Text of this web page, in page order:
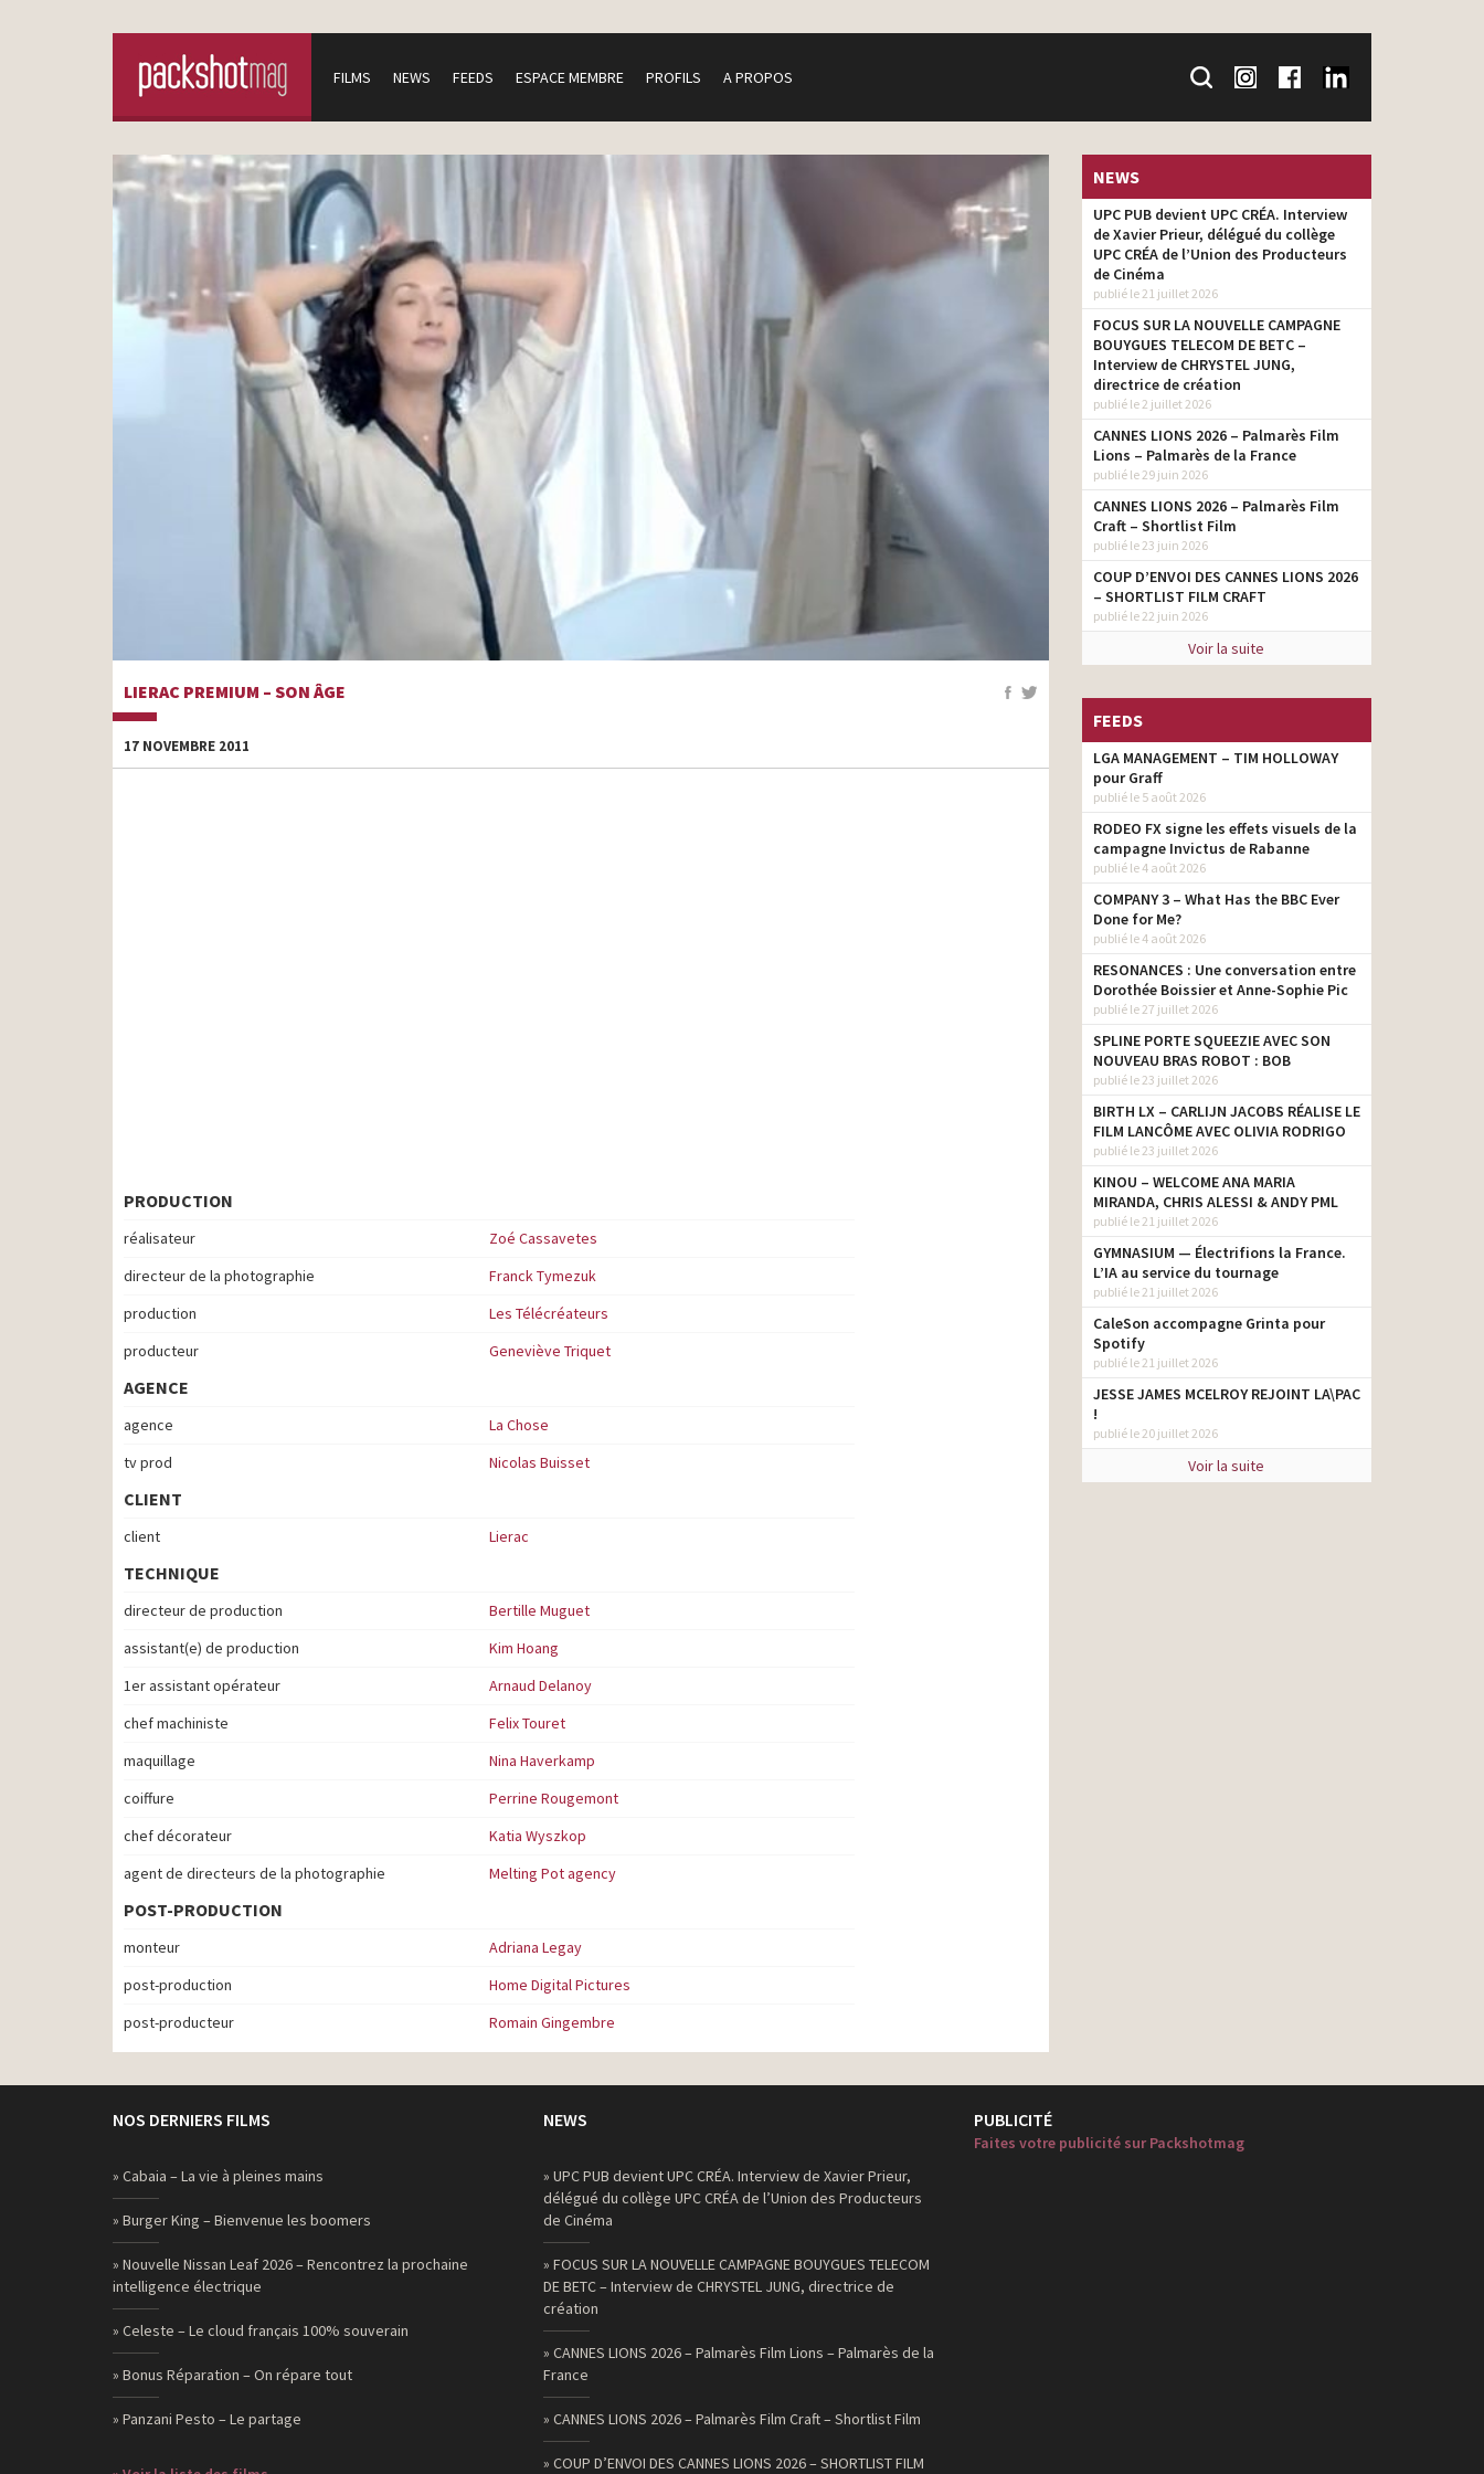
FILMS NEWS FEEDS ESPACE MEMBRE PROFILS A PROPOS
LIERAC PREMIUM – SON ÂGE
17 NOVEMBRE 2011
PRODUCTION
réalisateur
Zoé Cassavetes
directeur de la photographie
Franck Tymezuk
production
Les Télécréateurs
producteur
Geneviève Triquet
AGENCE
agence
La Chose
tv prod
Nicolas Buisset
CLIENT
client Lierac
TECHNIQUE
directeur de production
Bertille Muguet
assistant(e) de production
Kim Hoang
1er assistant opérateur
Arnaud Delanoy
chef machiniste
Felix Touret
maquillage
Nina Haverkamp
coiffure
Perrine Rougemont
chef décorateur
Katia Wyszkop
agent de directeurs de la photographie
Melting Pot agency
POST-PRODUCTION
monteur
Adriana Legay
post-production
Home Digital Pictures
post-producteur
Romain Gingembre
NEWS
UPC PUB devient UPC CRÉA. Interview
de Xavier Prieur, délégué du collège
UPC CRÉA de l’Union des Producteurs
de Cinéma
publié le 21 juillet 2026
FOCUS SUR LA NOUVELLE CAMPAGNE
BOUYGUES TELECOM DE BETC –
Interview de CHRYSTEL JUNG,
directrice de création
publié le 2 juillet 2026
CANNES LIONS 2026 – Palmarès Film
Lions – Palmarès de la France
publié le 29 juin 2026
CANNES LIONS 2026 – Palmarès Film
Craft – Shortlist Film
publié le 23 juin 2026
COUP D’ENVOI DES CANNES LIONS 2026
– SHORTLIST FILM CRAFT
publié le 22 juin 2026
Voir la suite
FEEDS
LGA MANAGEMENT – TIM HOLLOWAY
pour Graff
publié le 5 août 2026
RODEO FX signe les effets visuels de la
campagne Invictus de Rabanne
publié le 4 août 2026
COMPANY 3 – What Has the BBC Ever
Done for Me?
publié le 4 août 2026
RESONANCES : Une conversation entre
Dorothée Boissier et Anne-Sophie Pic
publié le 27 juillet 2026
SPLINE PORTE SQUEEZIE AVEC SON
NOUVEAU BRAS ROBOT : BOB
publié le 23 juillet 2026
BIRTH LX – CARLIJN JACOBS RÉALISE LE
FILM LANCÔME AVEC OLIVIA RODRIGO
publié le 23 juillet 2026
KINOU – WELCOME ANA MARIA
MIRANDA, CHRIS ALESSI & ANDY PML
publié le 21 juillet 2026
GYMNASIUM — Électrifions la France.
L’IA au service du tournage
publié le 21 juillet 2026
CaleSon accompagne Grinta pour
Spotify
publié le 21 juillet 2026
JESSE JAMES MCELROY REJOINT LA\PAC
!
publié le 20 juillet 2026
Voir la suite
NOS DERNIERS FILMS
» Cabaia – La vie à pleines mains
» Burger King – Bienvenue les boomers
» Nouvelle Nissan Leaf 2026 – Rencontrez la prochaine
intelligence électrique
» Celeste – Le cloud français 100% souverain
» Bonus Réparation – On répare tout
» Panzani Pesto – Le partage
NEWS
» UPC PUB devient UPC CRÉA. Interview de Xavier Prieur,
délégué du collège UPC CRÉA de l’Union des Producteurs
de Cinéma
» FOCUS SUR LA NOUVELLE CAMPAGNE BOUYGUES TELECOM
DE BETC – Interview de CHRYSTEL JUNG, directrice de
création
» CANNES LIONS 2026 – Palmarès Film Lions – Palmarès de la
France
» CANNES LIONS 2026 – Palmarès Film Craft – Shortlist Film
» COUP D’ENVOI DES CANNES LIONS 2026 – SHORTLIST FILM
PUBLICITÉ
Faites votre publicité sur Packshotmag